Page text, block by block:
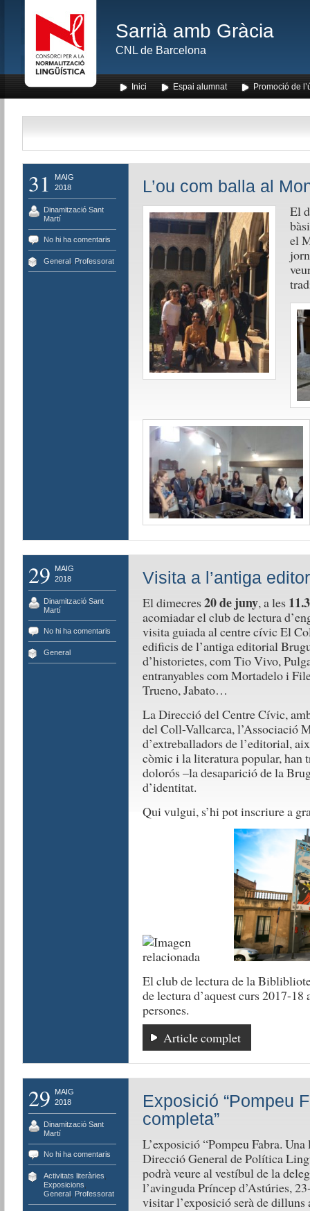
Sarrià amb Gràcia
CNL de Barcelona
Inici Espai alumnat Promoció de
31
MAIG
2018
Dinamització Sant
Martí
No hi ha comentaris
General, Professorat
L’ou com balla al
El
el
29
MAIG
2018
Dinamització Sant
Martí
No hi ha comentaris
General
Visita a l’antiga
El dimecres20 de juny, a les
acomiadar el club de lectura
visita guiada al centre cívic El
edificis de l’antiga editorial
d’historietes, com Tio Vivo,
entranyables com Mortadelo i
Trueno, Jabato…
La Direcció del Centre Cívic,
del Coll-Vallcarca, l’Associació
d’extreballadors de l’editorial,
còmic i la literatura popular, han
dolorós –la desaparició de la
d’identitat.
Qui vulgui, s’hi pot inscriure a
El club de lectura de la
de lectura d’aquest curs 2017-18
persones.
Article complet
29
MAIG
2018
Dinamització Sant
Martí
No hi ha comentaris
Activitats literàries
Exposicions
General, Professorat
Exposició “Pompeu
completa”
L’exposició “Pompeu Fabra.
Direcció General de Política
podrà veure al vestíbul de la
l’avinguda Príncep d’Astúries,
visitar l’exposició serà de dilluns